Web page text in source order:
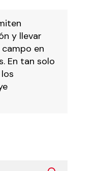
y llevar
en
En tan solo